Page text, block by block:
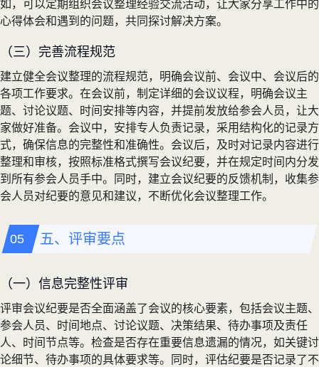
如，可以定期组织会议整理经验交流活动，让大家分享工作中的
心得体会和遇到的问题，共同探讨解决方案。
（三）完善流程规范
建立健全会议整理的流程规范，明确会议前、会议中、会议后的
各项工作要求。在会议前，制定详细的会议议程，明确会议主
题、讨论议题、时间安排等内容，并提前发放给参会人员，让大
家做好准备。会议中，安排专人负责记录，采用结构化的记录方
式，确保信息的完整性和准确性。会议后，及时对记录内容进行
整理和审核，按照标准格式撰写会议纪要，并在规定时间内分发
到所有参会人员手中。同时，建立会议纪要的反馈机制，收集参
会人员对纪要的意见和建议，不断优化会议整理工作。
五、评审要点
（一）信息完整性评审
评审会议纪要是否全面涵盖了会议的核心要素，包括会议主题、
参会人员、时间地点、讨论议题、决策结果、待办事项及责任
人、时间节点等。检查是否存在重要信息遗漏的情况，如关键讨
论细节、待办事项的具体要求等。同时，评估纪要是否记录了不